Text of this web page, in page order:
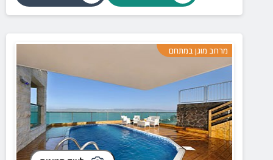
מרחב מוגן במתחם